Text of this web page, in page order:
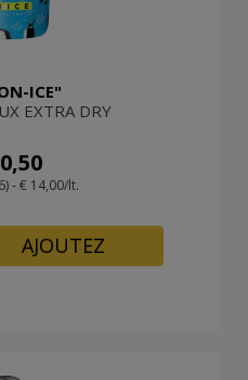
ICE"
EXTRA DRY
- € 14,00/lt.
AJOUTEZ